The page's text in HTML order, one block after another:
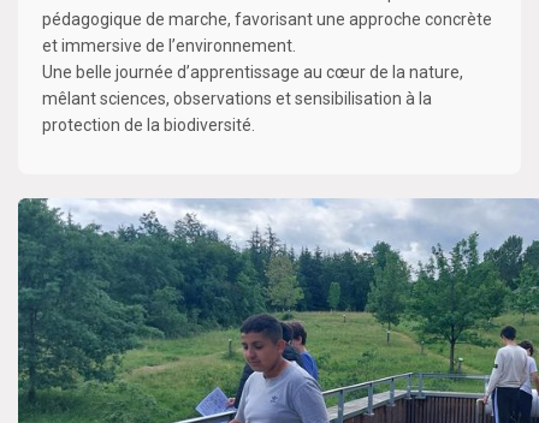
pédagogique de marche, favorisant une approche concrète
et immersive de l’environnement.
Une belle journée d’apprentissage au cœur de la nature,
mêlant sciences, observations et sensibilisation à la
protection de la biodiversité.